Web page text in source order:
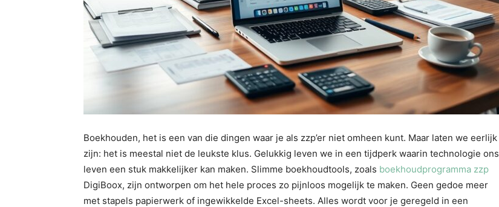
Boekhouden, het is een van die dingen waar je als zzp’er niet omheen kunt. Maar laten we eerlijk
zijn: het is meestal niet de leukste klus. Gelukkig leven we in een tijdperk waarin technologie ons
leven een stuk makkelijker kan maken. Slimme boekhoudtools, zoals boekhoudprogramma zzp
DigiBoox, zijn ontworpen om het hele proces zo pijnloos mogelijk te maken. Geen gedoe meer
met stapels papierwerk of ingewikkelde Excel-sheets. Alles wordt voor je geregeld in een